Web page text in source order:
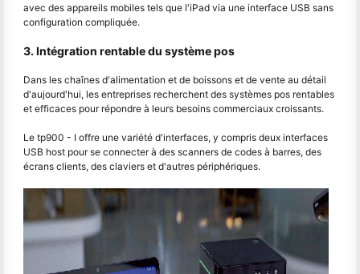
avec des appareils mobiles tels que l'iPad via une interface USB sans
configuration compliquée.
3. Intégration rentable du système pos
Dans les chaînes d'alimentation et de boissons et de vente au détail
d'aujourd'hui, les entreprises recherchent des systèmes pos rentables
et efficaces pour répondre à leurs besoins commerciaux croissants.
Le tp900 - I offre une variété d'interfaces, y compris deux interfaces
USB host pour se connecter à des scanners de codes à barres, des
écrans clients, des claviers et d'autres périphériques.